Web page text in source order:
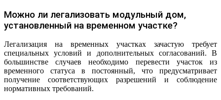
Можно ли легализовать модульный дом,
установленный на временном участке?
Легализация на временных участках зачастую требует
специальных условий и дополнительных согласований. В
большинстве случаев необходимо перевести участок из
временного статуса в постоянный, что предусматривает
получение соответствующих разрешений и соблюдение
нормативных требований.